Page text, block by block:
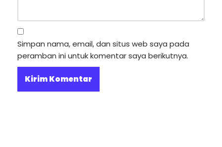
Simpan nama, email, dan situs web saya pada
peramban ini untuk komentar saya berikutnya.